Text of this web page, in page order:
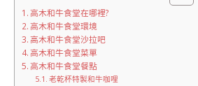
高木和牛食堂在哪裡?
高木和牛食堂環境
高木和牛食堂沙拉吧
高木和牛食堂菜單
高木和牛食堂餐點
老乾杯特製和牛咖哩